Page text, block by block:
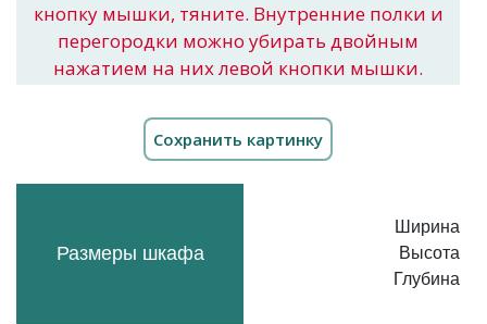
кнопку мышки, тяните. Внутренние полки и
перегородки можно убирать двойным
нажатием на них левой кнопки мышки.
Размеры шкафа
Ширина
Высота
Глубина